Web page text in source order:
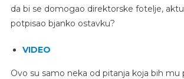
da bi se domogao direktorske fotelje,
potpisao bjanko ostavku?
VIDEO
Ovo su samo neka od pitanja koja bih mu